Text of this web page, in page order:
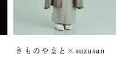
きものやまと×suzusan